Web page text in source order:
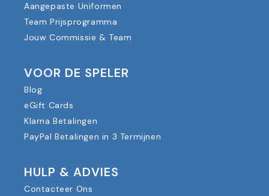
Aangepaste Uniformen
Team Prijsprogramma
Jouw Commissie & Team
VOOR DE SPELER
Blog
eGift Cards
Klarna Betalingen
PayPal Betalingen in 3 Termijnen
HULP & ADVIES
Contacteer Ons